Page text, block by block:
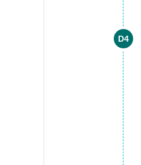
D4